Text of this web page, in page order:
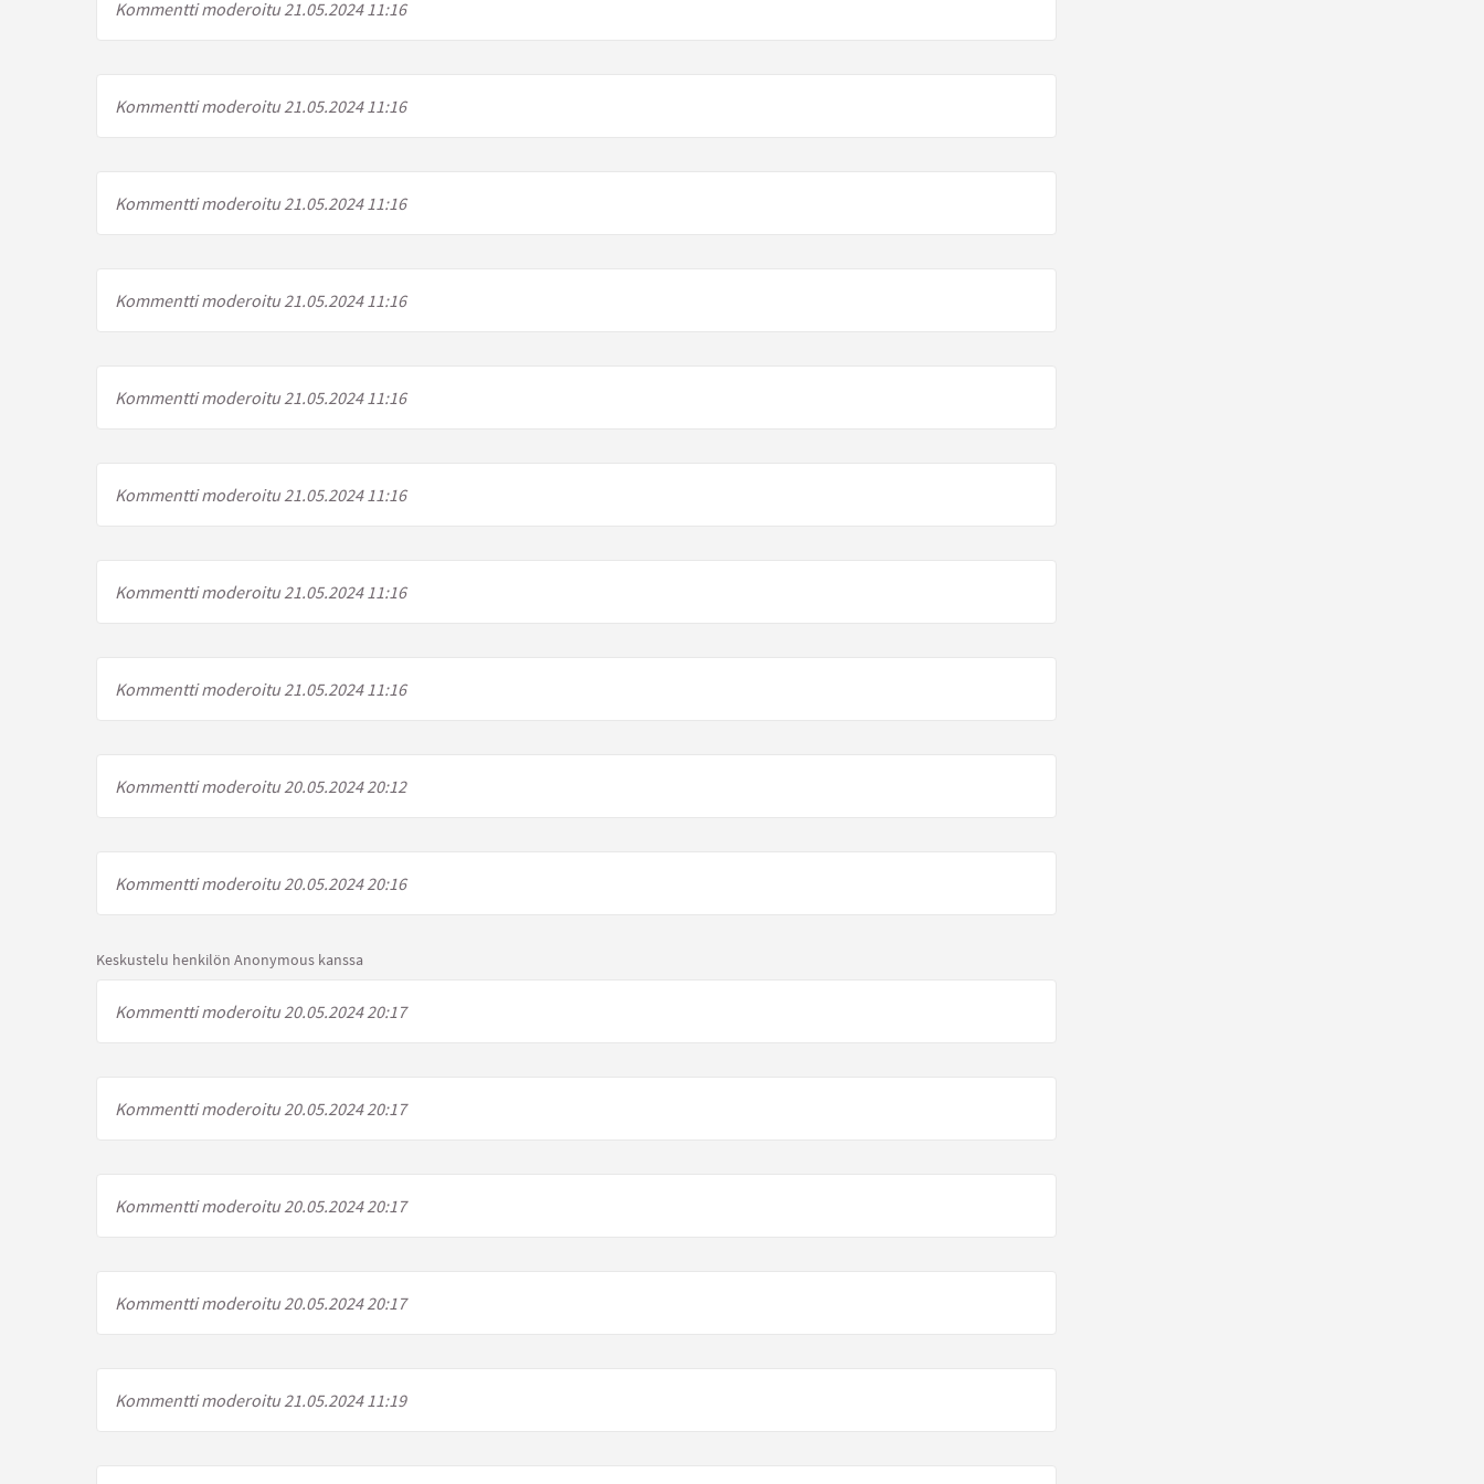
Kommentti moderoitu 21.05.2024 11:16
Kommentti moderoitu 21.05.2024 11:16
Kommentti moderoitu 21.05.2024 11:16
Kommentti moderoitu 21.05.2024 11:16
Kommentti moderoitu 21.05.2024 11:16
Kommentti moderoitu 21.05.2024 11:16
Kommentti moderoitu 21.05.2024 11:16
Kommentti moderoitu 21.05.2024 11:16
Kommentti moderoitu 20.05.2024 20:12
Kommentti moderoitu 20.05.2024 20:16
Keskustelu henkilön Anonymous kanssa
Kommentti moderoitu 20.05.2024 20:17
Kommentti moderoitu 20.05.2024 20:17
Kommentti moderoitu 20.05.2024 20:17
Kommentti moderoitu 20.05.2024 20:17
Kommentti moderoitu 21.05.2024 11:19